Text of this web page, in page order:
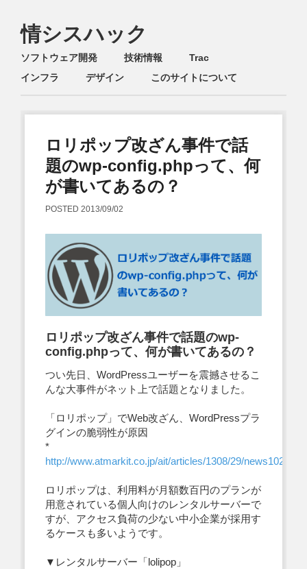
情シスハック
Main menu
Skip
to
content
ソフトウェア開発 技術情報
Trac
インフラ
デザイン このサイトについて
ロリポップ改ざん事件で話
題のwp-config.phpって、何
が書いてあるの？
POSTED 2013/09/02
ロリポップ改ざん事件で話題のwp-
config.phpって、何が書いてあるの？
つい先日、WordPressユーザーを震撼させるこ
んな大事件がネット上で話題となりました。
「ロリポップ」でWeb改ざん、WordPressプラ
グインの脆弱性が原因
*
http://www.atmarkit.co.jp/ait/articles/1308/29/news102.html
ロリポップは、利用料が月額数百円のプランが
用意されている個人向けのレンタルサーバーで
すが、アクセス負荷の少ない中小企業が採用す
るケースも多いようです。
▼レンタルサーバー「lolipop」